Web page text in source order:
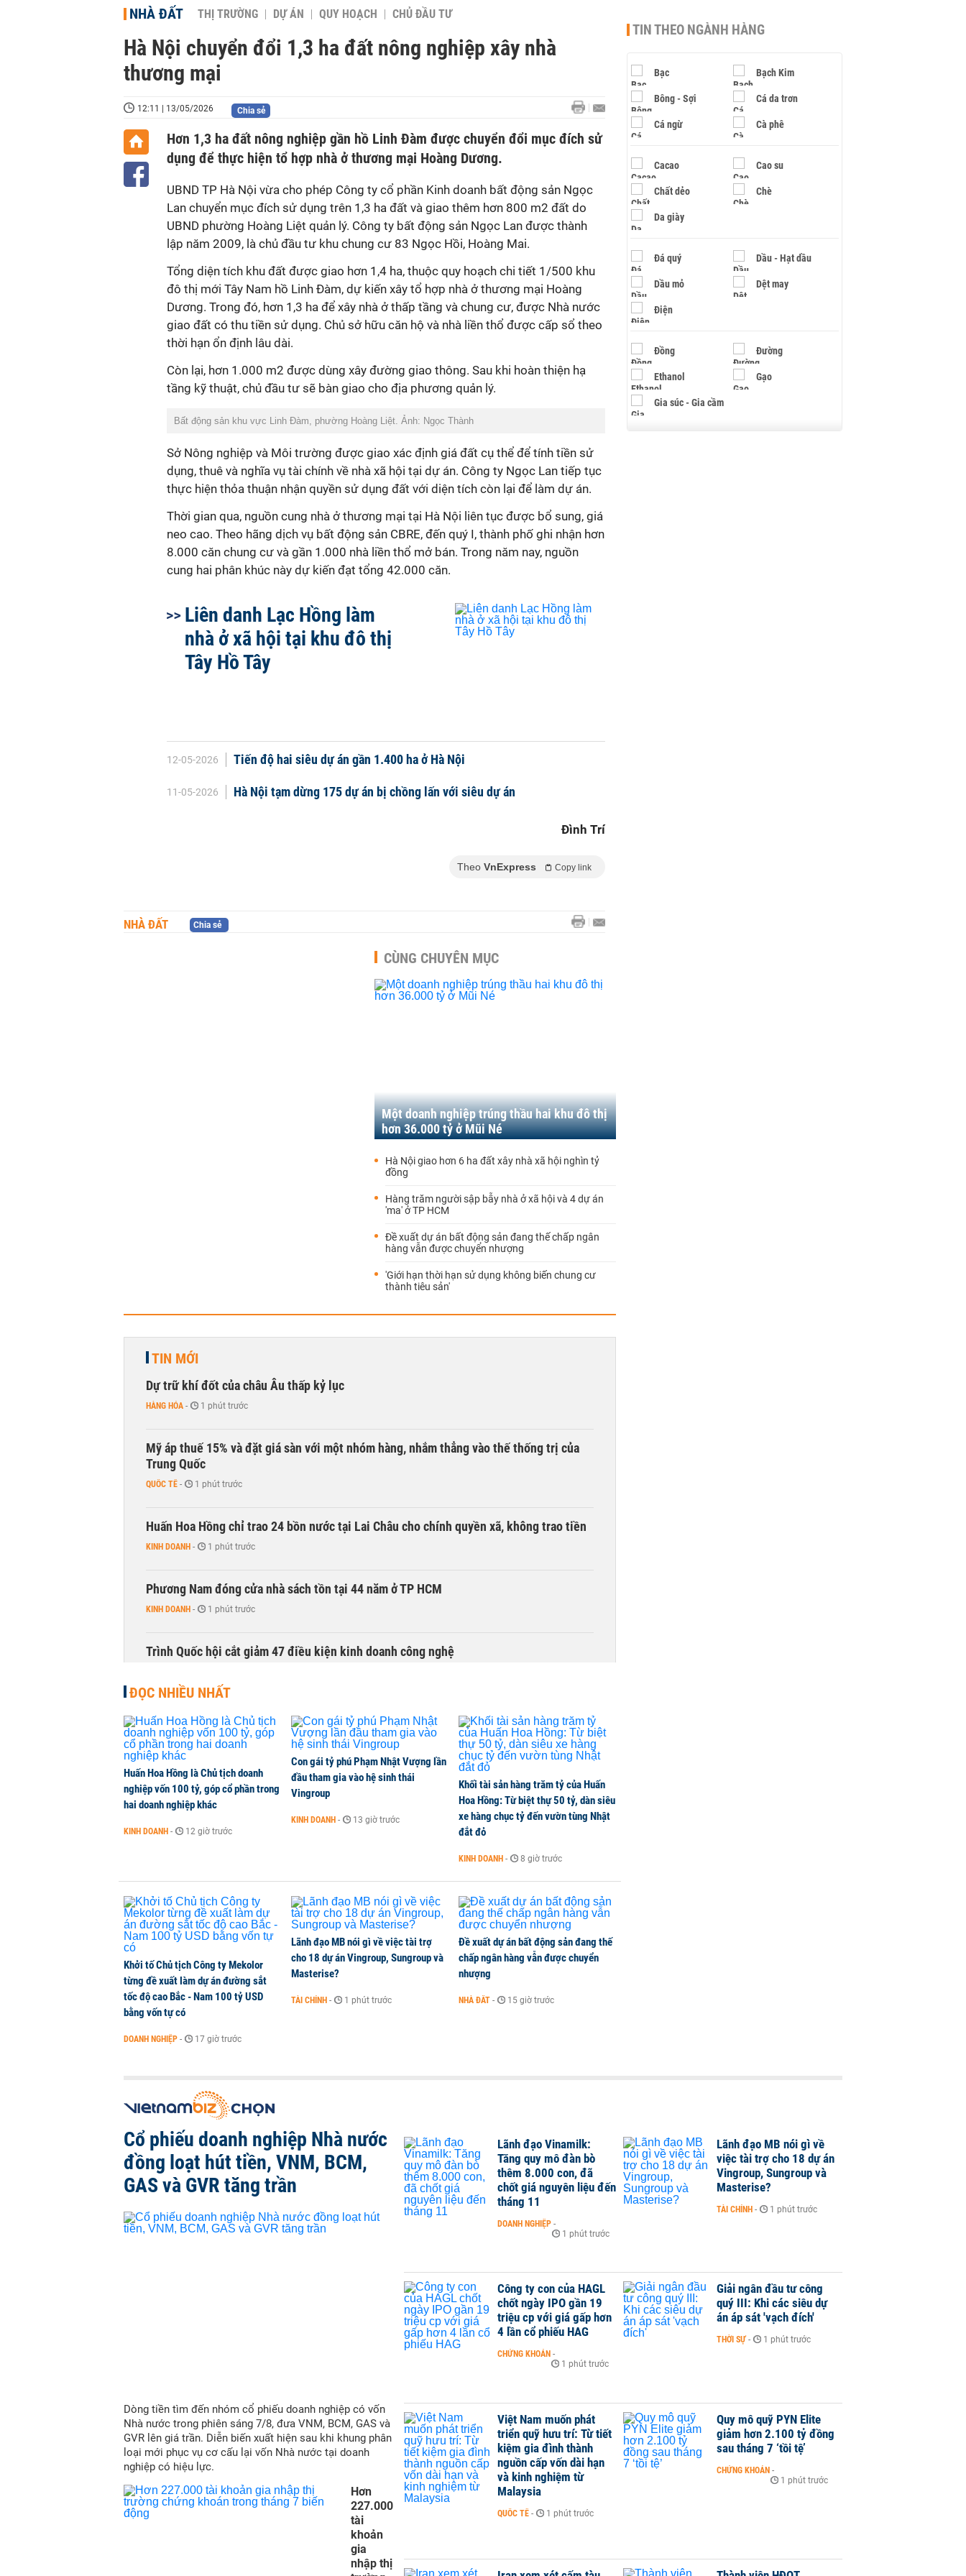
NHÀ ĐẤT THỊ TRƯỜNG DỰ ÁN QUY HOẠCH CHỦ ĐẦU TƯ
Hà Nội chuyển đổi 1,3 ha đất nông nghiệp xây nhà
thương mại
12:11 | 13/05/2026 Chia sẻ
Hơn 1,3 ha đất nông nghiệp gần hồ Linh Đàm được chuyển đổi mục đích sử
dụng để thực hiện tổ hợp nhà ở thương mại Hoàng Dương.
UBND TP Hà Nội vừa cho phép Công ty cổ phần Kinh doanh bất động sản Ngọc
Lan chuyển mục đích sử dụng trên 1,3 ha đất và giao thêm hơn 800 m2 đất do
UBND phường Hoàng Liệt quản lý. Công ty bất động sản Ngọc Lan được thành
lập năm 2009, là chủ đầu tư khu chung cư 83 Ngọc Hồi, Hoàng Mai.
Tổng diện tích khu đất được giao hơn 1,4 ha, thuộc quy hoạch chi tiết 1/500 khu
đô thị mới Tây Nam hồ Linh Đàm, dự kiến xây tổ hợp nhà ở thương mại Hoàng
Dương. Trong đó, hơn 1,3 ha để xây nhà ở thấp tầng và chung cư, được Nhà nước
giao đất có thu tiền sử dụng. Chủ sở hữu căn hộ và nhà liền thổ được cấp sổ theo
thời hạn ổn định lâu dài.
Còn lại, hơn 1.000 m2 được dùng xây đường giao thông. Sau khi hoàn thiện hạ
tầng kỹ thuật, chủ đầu tư sẽ bàn giao cho địa phương quản lý.
Bất động sản khu vực Linh Đàm, phường Hoàng Liệt. Ảnh: Ngọc Thành
Sở Nông nghiệp và Môi trường được giao xác định giá đất cụ thể để tính tiền sử
dụng, thuê và nghĩa vụ tài chính về nhà xã hội tại dự án. Công ty Ngọc Lan tiếp tục
thực hiện thỏa thuận nhận quyền sử dụng đất với diện tích còn lại để làm dự án.
Thời gian qua, nguồn cung nhà ở thương mại tại Hà Nội liên tục được bổ sung, giá
neo cao. Theo hãng dịch vụ bất động sản CBRE, đến quý I, thành phố ghi nhận hơn
8.000 căn chung cư và gần 1.000 nhà liền thổ mở bán. Trong năm nay, nguồn
cung hai phân khúc này dự kiến đạt tổng 42.000 căn.
Liên danh Lạc Hồng làm
nhà ở xã hội tại khu đô thị
Tây Hồ Tây
12-05-2026 Tiến độ hai siêu dự án gần 1.400 ha ở Hà Nội
11-05-2026 Hà Nội tạm dừng 175 dự án bị chồng lấn với siêu dự án
Đình Trí
Theo VnExpress Copy link
NHÀ ĐẤT Chia sẻ
CÙNG CHUYÊN MỤC
Một doanh nghiệp trúng thầu hai khu đô thị
hơn 36.000 tỷ ở Mũi Né
Hà Nội giao hơn 6 ha đất xây nhà xã hội nghìn tỷ
đồng
Hàng trăm người sập bẫy nhà ở xã hội và 4 dự án
'ma' ở TP HCM
Đề xuất dự án bất động sản đang thế chấp ngân
hàng vẫn được chuyển nhượng
'Giới hạn thời hạn sử dụng không biến chung cư
thành tiêu sản'
TIN MỚI
Dự trữ khí đốt của châu Âu thấp kỷ lục
HÀNG HÓA - 1 phút trước
Mỹ áp thuế 15% và đặt giá sàn với một nhóm hàng, nhắm thẳng vào thế thống trị của
Trung Quốc
QUỐC TẾ - 1 phút trước
Huấn Hoa Hồng chỉ trao 24 bồn nước tại Lai Châu cho chính quyền xã, không trao tiền
KINH DOANH - 1 phút trước
Phương Nam đóng cửa nhà sách tồn tại 44 năm ở TP HCM
KINH DOANH - 1 phút trước
Trình Quốc hội cắt giảm 47 điều kiện kinh doanh công nghệ
Cổ phiếu doanh nghiệp Nhà nước đồng loạt hút tiền, VNM, BCM, GAS và GVR tăng trần
CHỨNG KHOÁN - 1 phút trước
Lãnh đạo Vinamilk: Tăng quy mô đàn bò thêm 8.000 con, đã chốt giá nguyên liệu đến
tháng 11
DOANH NGHIỆP
ĐỌC NHIỀU NHẤT
Huấn Hoa Hồng là Chủ tịch doanh
nghiệp vốn 100 tỷ, góp cổ phần trong
hai doanh nghiệp khác
KINH DOANH - 12 giờ trước
Con gái tỷ phú Phạm Nhật Vượng lần
đầu tham gia vào hệ sinh thái
Vingroup
KINH DOANH - 13 giờ trước
Khối tài sản hàng trăm tỷ của Huấn
Hoa Hồng: Từ biệt thự 50 tỷ, dàn siêu
xe hàng chục tỷ đến vườn tùng Nhật
đắt đỏ
KINH DOANH - 8 giờ trước
Khởi tố Chủ tịch Công ty Mekolor
từng đề xuất làm dự án đường sắt
tốc độ cao Bắc - Nam 100 tỷ USD
bằng vốn tự có
DOANH NGHIỆP - 17 giờ trước
Lãnh đạo MB nói gì về việc tài trợ
cho 18 dự án Vingroup, Sungroup và
Masterise?
TÀI CHÍNH - 1 phút trước
Đề xuất dự án bất động sản đang thế
chấp ngân hàng vẫn được chuyển
nhượng
NHÀ ĐẤT - 15 giờ trước
TIN THEO NGÀNH HÀNG
Bạc Bạch Kim
Bông - Sợi Cá da trơn
Cá ngừ Cà phê
Cacao Cao su
Chất dẻo Chè
Da giày
Đá quý Dầu - Hạt dầu
Dầu mỏ Dệt may
Điện
Đồng Đường
Ethanol Gạo
Gia súc - Gia cầm
Cổ phiếu doanh nghiệp Nhà nước
đồng loạt hút tiền, VNM, BCM,
GAS và GVR tăng trần
Dòng tiền tìm đến nhóm cổ phiếu doanh nghiệp có vốn
Nhà nước trong phiên sáng 7/8, đưa VNM, BCM, GAS và
GVR lên giá trần. Diễn biến xuất hiện sau khi khung phân
loại mới phục vụ cơ cấu lại vốn Nhà nước tại doanh
nghiệp có hiệu lực.
Hơn
227.000
tài
khoản
gia
nhập thị
Lãnh đạo Vinamilk:
Tăng quy mô đàn bò
thêm 8.000 con, đã
chốt giá nguyên liệu đến
tháng 11
DOANH NGHIỆP -
1 phút trước
Lãnh đạo MB nói gì về
việc tài trợ cho 18 dự án
Vingroup, Sungroup và
Masterise?
TÀI CHÍNH - 1 phút trước
Công ty con của HAGL
chốt ngày IPO gần 19
triệu cp với giá gấp hơn
4 lần cổ phiếu HAG
CHỨNG KHOÁN -
1 phút trước
Giải ngân đầu tư công
quý III: Khi các siêu dự
án áp sát 'vạch đích'
THỜI SỰ - 1 phút trước
Việt Nam muốn phát
triển quỹ hưu trí: Từ tiết
kiệm gia đình thành
nguồn cấp vốn dài hạn
và kinh nghiệm từ
Malaysia
QUỐC TẾ - 1 phút trước
Quy mô quỹ PYN Elite
giảm hơn 2.100 tỷ đồng
sau tháng 7 ‘tồi tệ’
CHỨNG KHOÁN -
1 phút trước